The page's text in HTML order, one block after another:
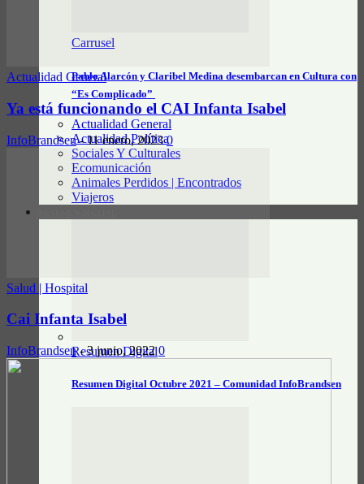
Carrusel
Pablo Alarcón y Claribel Medina desembarcan en Cultura con
“Es Complicado”
Actualidad General
Actualidad Política
Sociales Y Culturales
Ecomunicación
Animales Perdidos | Encontrados
Viajeros
Resumen Digital
Resumen Digital Octubre 2021 – Comunidad InfoBrandsen
Actualidad General
Ya está funcionando el CAI Infanta Isabel
InfoBrandsen - 11 enero, 2023 0
Salud | Hospital
Cai Infanta Isabel
InfoBrandsen - 3 junio, 2022 0